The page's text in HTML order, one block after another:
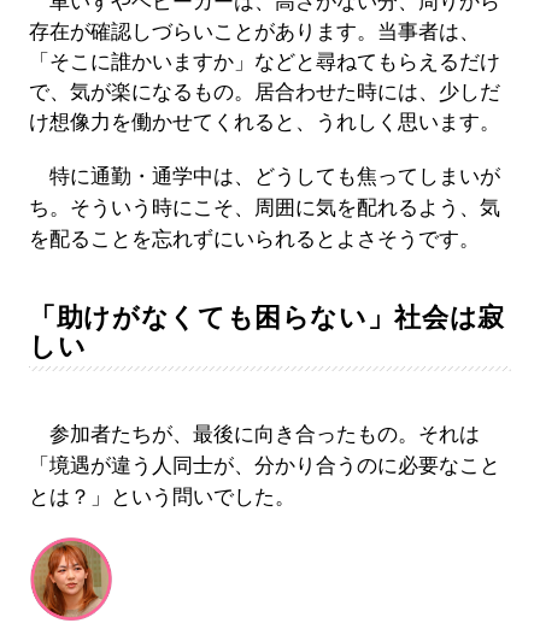
存在が確認しづらいことがあります。当事者は、
「そこに誰かいますか」などと尋ねてもらえるだけ
で、気が楽になるもの。居合わせた時には、少しだ
け想像力を働かせてくれると、うれしく思います。
特に通勤・通学中は、どうしても焦ってしまいが
ち。そういう時にこそ、周囲に気を配れるよう、気
を配ることを忘れずにいられるとよさそうです。
「助けがなくても困らない」社会は寂
しい
参加者たちが、最後に向き合ったもの。それは
「境遇が違う人同士が、分かり合うのに必要なこと
とは？」という問いでした。